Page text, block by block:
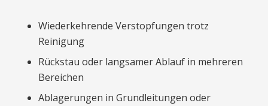
Wiederkehrende Verstopfungen trotz
Reinigung
Rückstau oder langsamer Ablauf in mehreren
Bereichen
Ablagerungen in Grundleitungen oder